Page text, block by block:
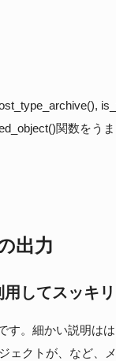
関数をう
出力
してスッキリ
す。細かい説明は
ェクトが、など、